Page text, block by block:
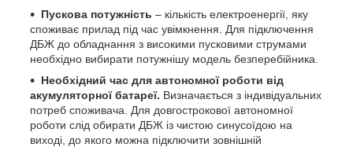
Пускова потужність – кількість електроенергії, яку
споживає прилад під час увімкнення. Для підключення
ДБЖ до обладнання з високими пусковими струмами
необхідно вибирати потужнішу модель безперебійника.
Необхідний час для автономної роботи від
акумуляторної батареї. Визначається з індивідуальних
потреб споживача. Для довгострокової автономної
роботи слід обирати ДБЖ із чистою синусоїдою на
виході, до якого можна підключити зовнішній